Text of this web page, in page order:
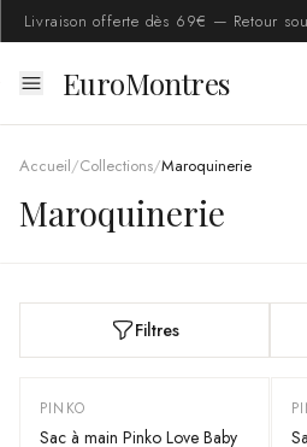
Livraison offerte dès 69€ — Retour
EuroMontres
Accueil/Collections/Maroquinerie
Maroquinerie
Filtres
PINKO
Sac à main Pinko Love Baby